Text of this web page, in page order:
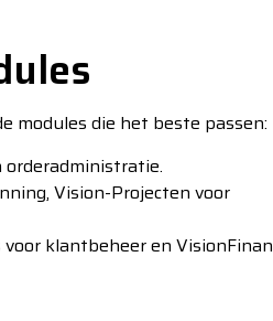
modules die het beste passen:
Vision-Projecten voor
klantbeheer en